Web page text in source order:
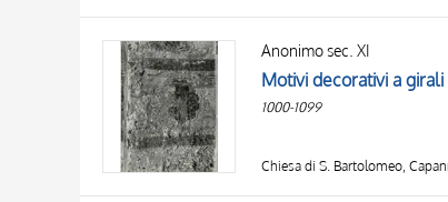
Anonimo sec. XI
Motivi decorativi a
1000-1099
Chiesa di S. Bartolomeo,